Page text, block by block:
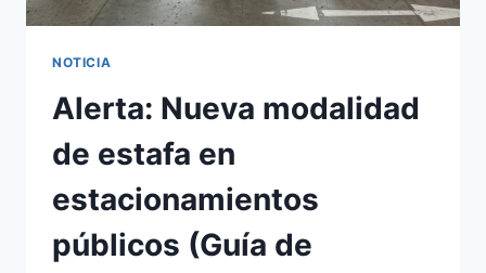
NOTICIA
Alerta: Nueva modalidad
de estafa en
estacionamientos
públicos (Guía de